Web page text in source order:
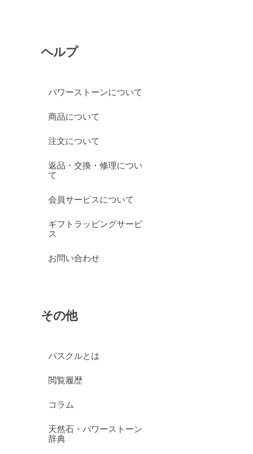
ヘルプ
パワーストーンについて
商品について
注文について
返品・交換・修理につい
て
会員サービスについて
ギフトラッピングサービ
ス
お問い合わせ
その他
パスクルとは
閲覧履歴
コラム
天然石・パワーストーン
辞典